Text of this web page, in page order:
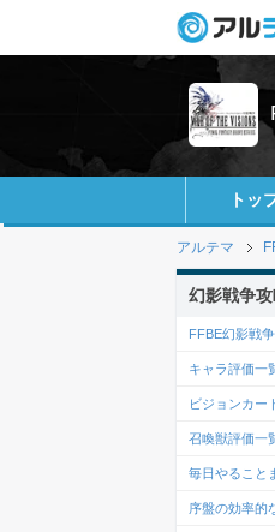
トッ
アルテマ
幻影戦争
FFBE幻影戦
キャラ評価一
ビジョンカー
召喚獣評価一
毎日やること
序盤の効率的